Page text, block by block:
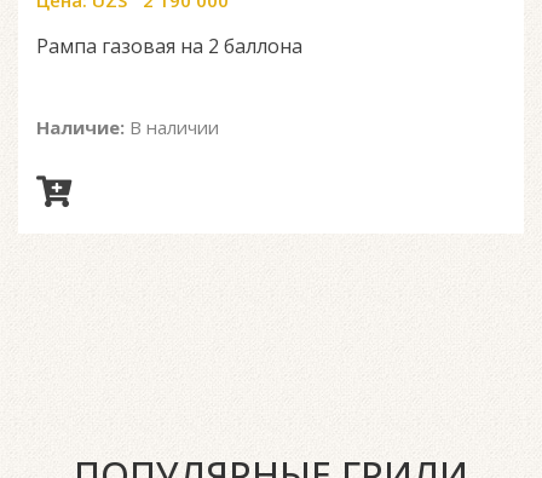
Рампа газовая на 2 баллона
Наличие: В наличии